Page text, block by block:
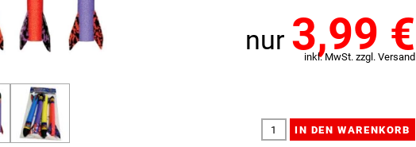
nur 3,99 €
inkl. MwSt. zzgl. Versand